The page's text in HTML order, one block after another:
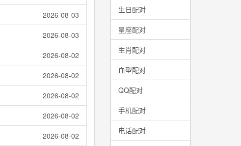
2026-08-03
2026-08-03
2026-08-02
2026-08-02
2026-08-02
2026-08-02
2026-08-02
生日配对
星座配对
生肖配对
血型配对
QQ配对
手机配对
电话配对